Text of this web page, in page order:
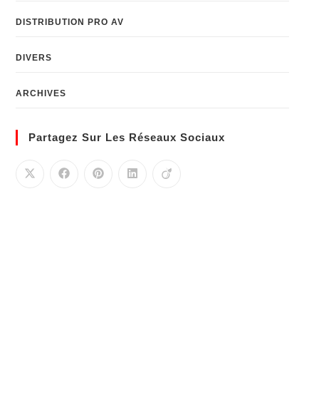
DISTRIBUTION PRO AV
DIVERS
ARCHIVES
Partagez Sur Les Réseaux Sociaux